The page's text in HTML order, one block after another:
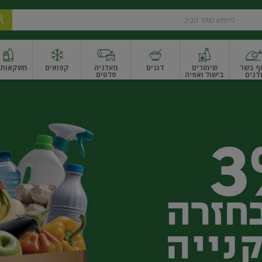
בשר
ודגים
שימורים
בישול ואפיה
דגנים מעדניה
סלטים
ונקניקים
קפואים משקאות
ואגוזיםפירות יבשים ארוזפירות יבשים בתפזורתפיצוחים, אגוזים